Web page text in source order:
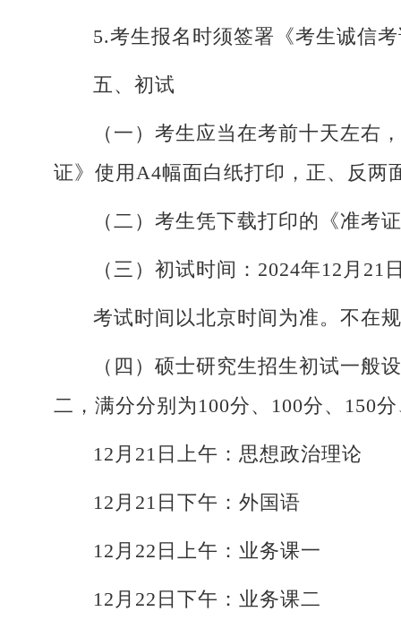
5.考生报名时须签署《考生诚信
五、初试
（一）考生应当在考前十天左右
证》使用A4幅面白纸打印，正、反两
（二）考生凭下载打印的《准考
（三）初试时间：2024年12月
考试时间以北京时间为准。不在
（四）硕士研究生招生初试一般
二，满分分别为100分、100分、150
12月21日上午：思想政治理论
12月21日下午：外国语
12月22日上午：业务课一
12月22日下午：业务课二